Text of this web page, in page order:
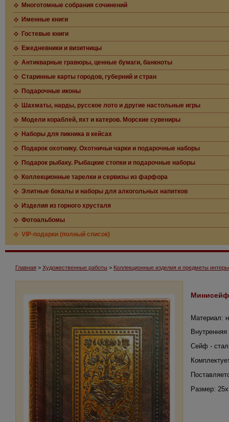
Многотомные собрания сочинений
Именные книги
Гостевые книги
Ежедневники и визитницы
Антикварные гравюры, ценные бумаги, банкноты
Старинные карты городов, губерний и стран
Подарочные иконы
Шахматы, нарды, русское лото и другие настольные игры
Модели кораблей, яхт и катеров. Морские сувениры
Наборы для пикника в кейсах
Подарок охотнику. Охотничьи чарки и подарочные наборы
Подарок рыбаку. Рыбацкие стопки и подарочные наборы
Коллекционные тарелки и сервизы из фарфора
Элитные бокалы и наборы для алкогольных напитков
Изделия из горного хрусталя
Фотоальбомы
VIP-подарки (полный список)
Главная > Художественные работы > Коллекционные изделия и предметы
Минисейф
Материал:
Сейф -
Размер: